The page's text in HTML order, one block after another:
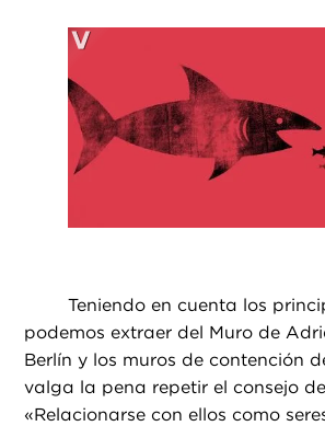
Teniendo en cuenta los
podemos extraer del Muro de
Berlín y los muros de contención
valga la pena repetir el consejo
«Relacionarse con ellos como